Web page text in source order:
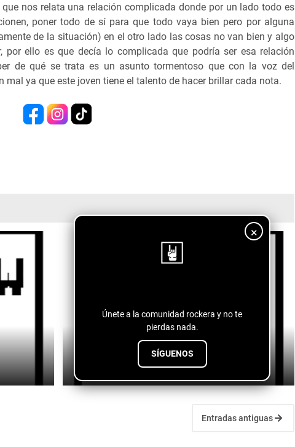
×
Únete a la comunidad rockera y no te
pierdas nada.
SÍGUENOS
nos relata una relación complicada donde por un lado todo es
poner todo de sí para que todo vaya bien pero por alguna
de la situación) en el otro lado las cosas no van bien y algo
por ello es que decía lo complicada que podría ser esa relación
de qué se trata es un asunto tormentoso que con la voz del
mal ya que este joven tiene el talento de hacer brillar cada nota.
Jah Gordy - Jersey Summer
July 11, 2026
Entradas antiguas